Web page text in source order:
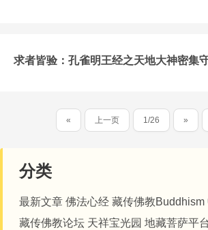
求者皆验：孔雀明王经之天地大神密集
« 上一页 1/26 »
分类
最新文章 佛法心经 藏传佛教Buddhism
藏传佛教论坛 天祥宝光园 地藏菩萨平台